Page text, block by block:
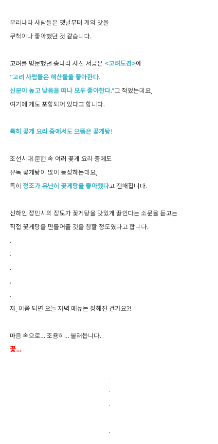
우리나라 사람들은 옛날부터 게의 맛을
무척이나 좋아했던 것 같습니다.
고려를 방문했던 송나라 사신 서긍은 <고려도경>에
“고려 사람들은 해산물을 좋아한다.
신분이 높고 낮음을 떠나 모두 좋아한다.”고 적었는데요,
여기에 게도 포함되어 있다고 합니다.
특히 꽃게 요리 중에서도 으뜸은 꽃게탕!
조선시대 문헌 속 여러 꽃게 요리 중에도
유독 꽃게탕이 많이 등장하는데요,
특히 정조가 유난히 꽃게탕을 좋아했다고 전해집니다.
신하인 정민시의 장모가 꽃게탕을 맛있게 끓인다는 소문을 듣고는
직접 꽃게탕을 만들어줄 것을 청할 정도였다고 합니다.
.
.
.
.
.
자, 이쯤 되면 오늘 저녁 메뉴는 정해진 건가요?!
마음 속으로… 조용히… 불러봅니다.
꽃…